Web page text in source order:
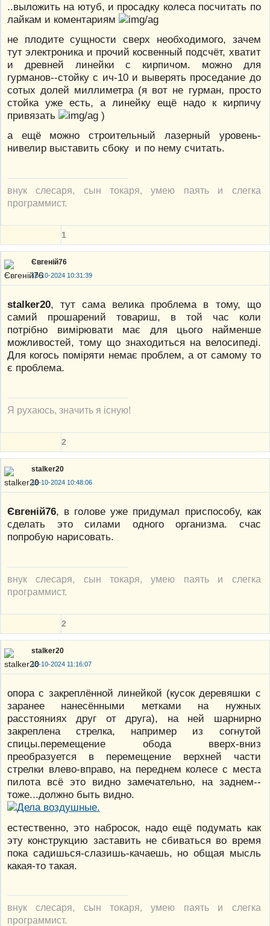
..выложить на ютуб, и просадку колеса посчитать по
лайкам и коментариям
не плодите сущности сверх необходимого, зачем
тут электроника и прочий косвенный подсчёт, хватит
и древней линейки с кирпичом. можно для
гурманов--стойку с ич-10 и выверять проседание до
сотых долей миллиметра (я вот не гурман, просто
стойка уже есть, а линейку ещё надо к кирпичу
привязать
)
а ещё можно строительный лазерный уровень-
нивелир выставить сбоку и по нему считать.
внук слесаря, сын токаря, умею паять и слегка
программист.
1
Євгеній76
18-10-2024 10:31:39
stalker20, тут сама велика проблема в тому, що
самий прошарений товариш, в той час коли
потрібно вимірювати має для цього найменше
можливостей, тому що знаходиться на велосипеді.
Для когось поміряти немає проблем, а от самому то
є проблема.
Я рухаюсь, значить я існую!
2
stalker20
18-10-2024 10:48:06
Євгеній76, в голове уже придумал приспособу, как
сделать это силами одного организма. счас
попробую нарисовать.
внук слесаря, сын токаря, умею паять и слегка
программист.
2
stalker20
18-10-2024 11:16:07
опора с закреплённой линейкой (кусок деревяшки с
заранее нанесёнными метками на нужных
расстояниях друг от друга), на ней шарнирно
закреплена стрелка, например из согнутой
спицы.перемещение обода вверх-вниз
преобразуется в перемещение верхней части
стрелки влево-вправо, на переднем колесе с места
пилота всё это видно замечательно, на заднем--
тоже...должно быть видно.
естественно, это набросок, надо ещё подумать как
эту конструкцию заставить не сбиваться во время
пока садишься-слазишь-качаешь, но общая мысль
какая-то такая.
внук слесаря, сын токаря, умею паять и слегка
программист.